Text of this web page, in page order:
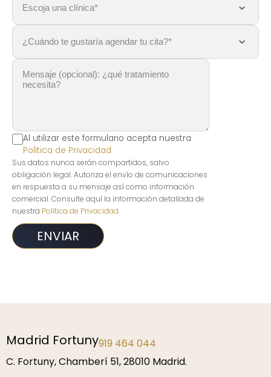
Al utilizar este formulario acepta nuestra
Política de Privacidad
Sus datos nunca serán compartidos, salvo
obligación legal. Autoriza el envío de comunicaciones
en respuesta a su mensaje así como información
comercial. Consulte aquí la información detallada de
nuestra Política de Privacidad.
Madrid Fortuny919 464 044
C. Fortuny, Chamberí 51, 28010 Madrid.